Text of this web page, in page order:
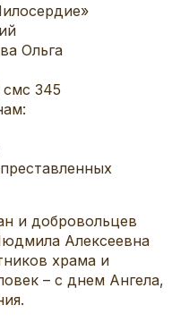
Ольга
345
и добровольцев
Алексеевна
храма и
– с днем Ангела,